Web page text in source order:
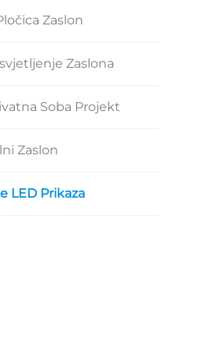
Zaslon
Zaslona
Soba Projekt
Zaslon
LED Prikaza